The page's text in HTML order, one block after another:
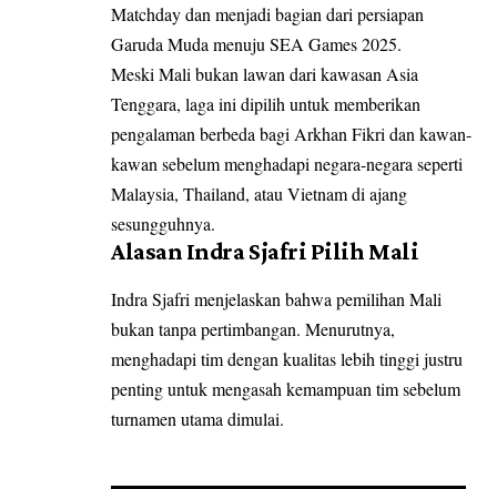
Matchday dan menjadi bagian dari persiapan
Garuda Muda menuju SEA Games 2025.
Meski Mali bukan lawan dari kawasan Asia
Tenggara, laga ini dipilih untuk memberikan
pengalaman berbeda bagi Arkhan Fikri dan kawan-
kawan sebelum menghadapi negara-negara seperti
Malaysia, Thailand, atau Vietnam di ajang
sesungguhnya.
Alasan Indra Sjafri Pilih Mali
Indra Sjafri menjelaskan bahwa pemilihan Mali
bukan tanpa pertimbangan. Menurutnya,
menghadapi tim dengan kualitas lebih tinggi justru
penting untuk mengasah kemampuan tim sebelum
turnamen utama dimulai.